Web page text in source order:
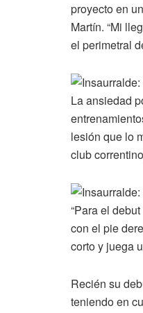
proyecto en
Martín. “Mi
el perimetral
La ansiedad
lesión que lo
club
“Para el
con el pie
corto y juega
Recién su
teniendo en